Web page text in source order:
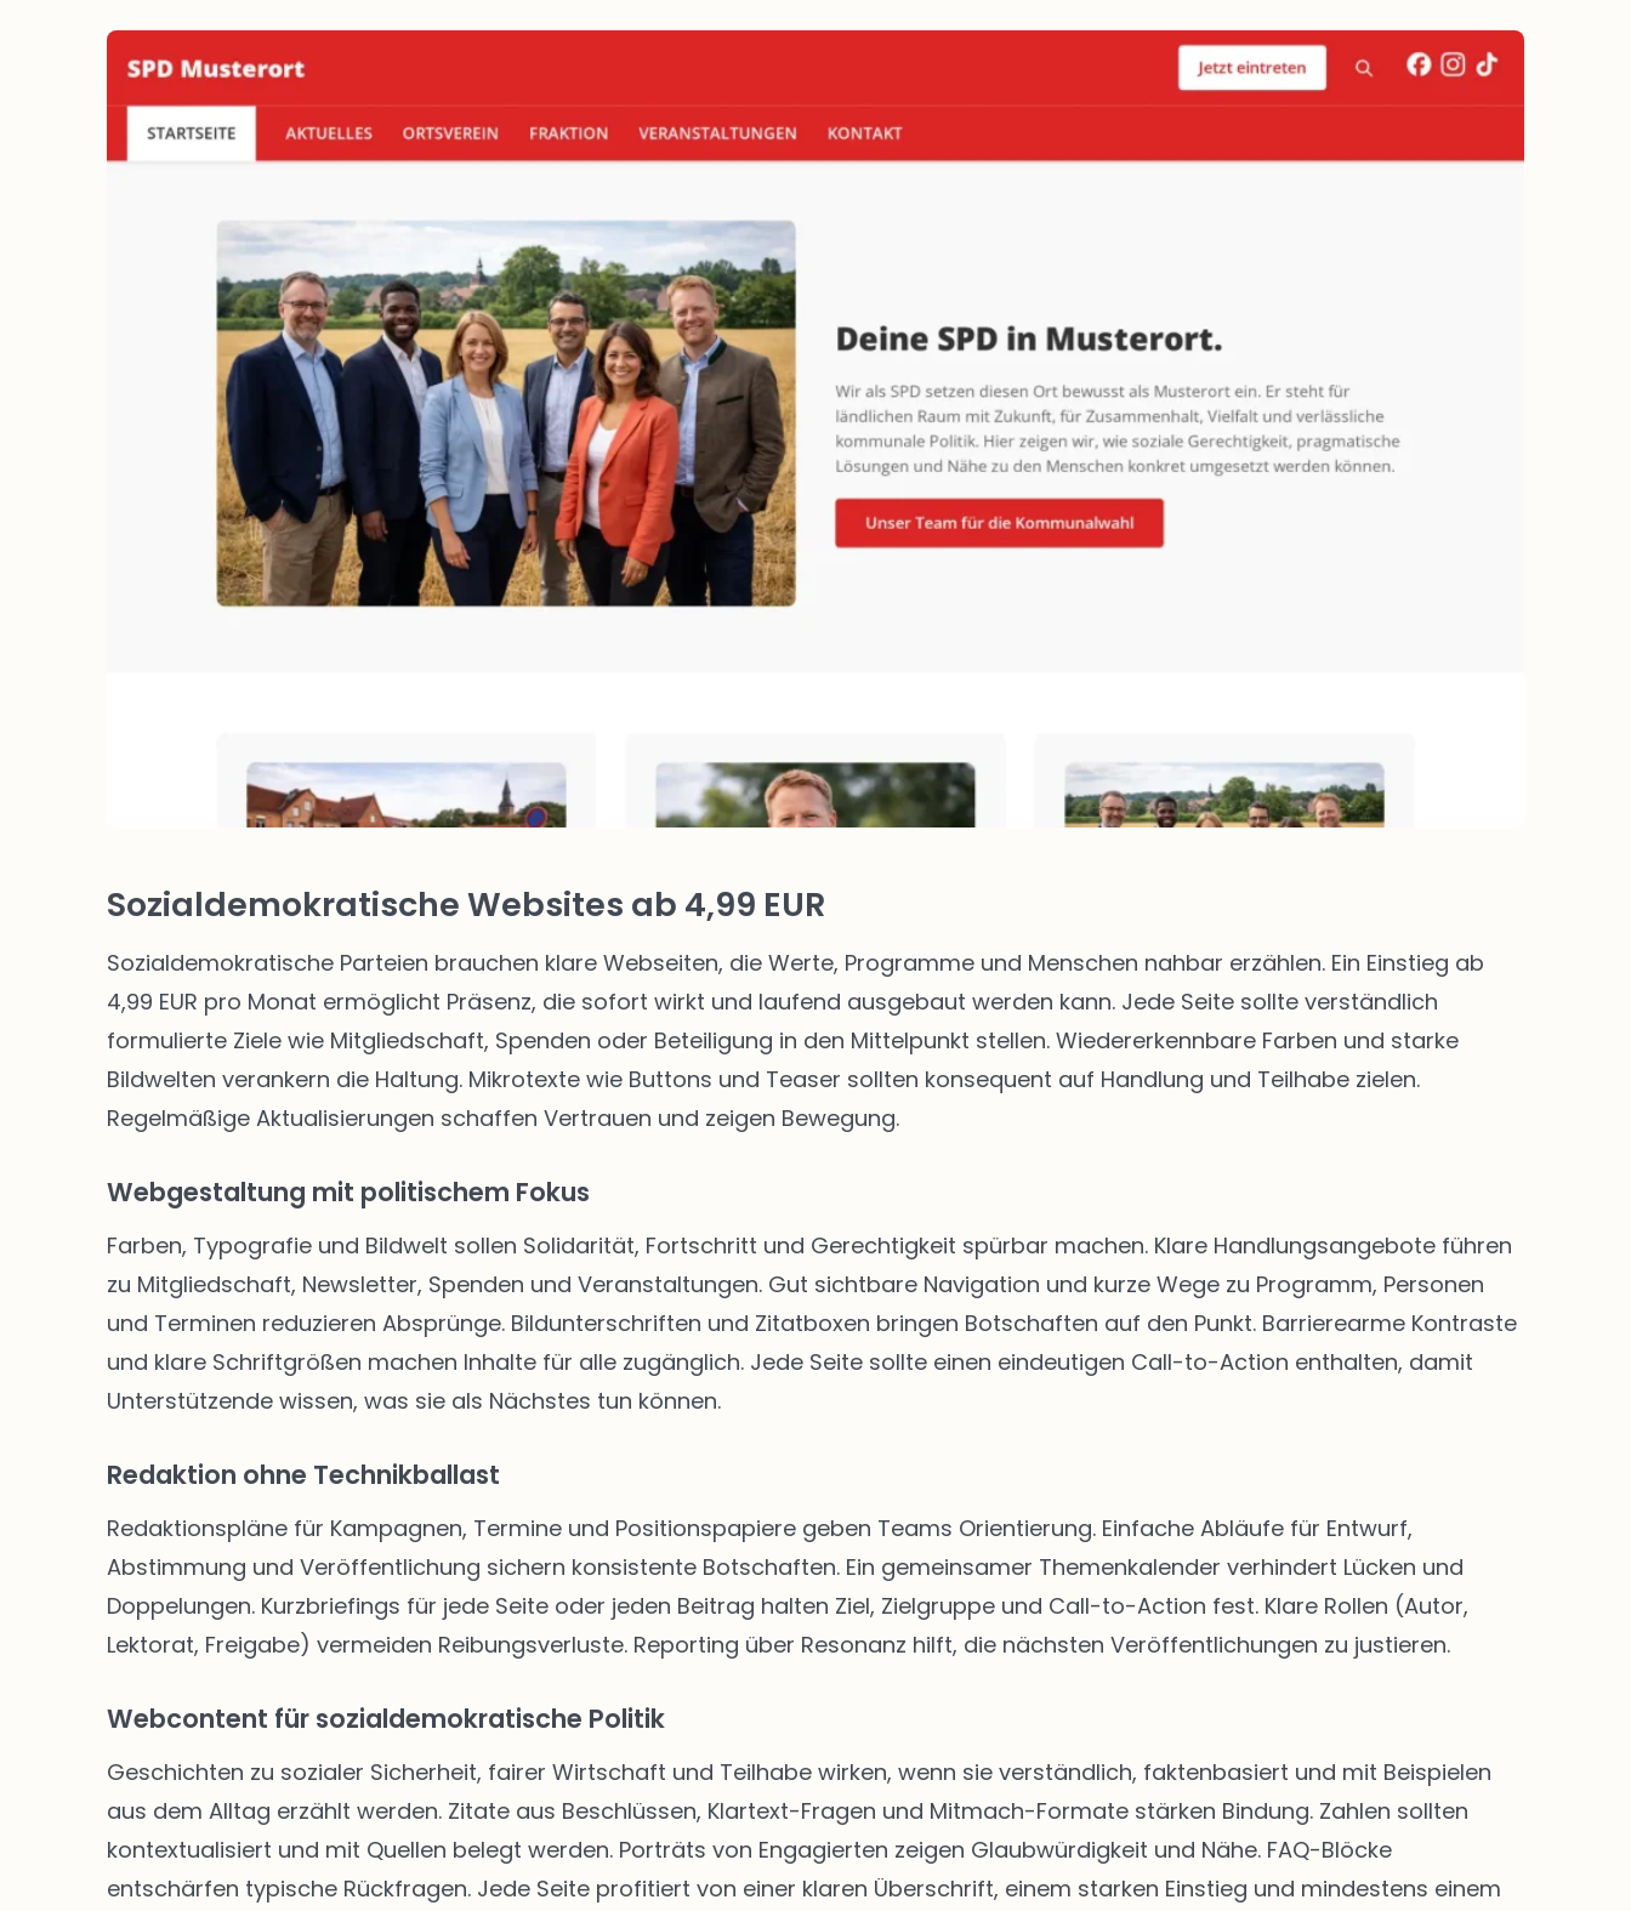
Wahlkampf auf Facebook
alle Altersgruppen
Sozialdemokratische Websites ab 4,99 EUR
Sozialdemokratische Parteien brauchen klare Webseiten, die Werte, Programme und Menschen nahbar erzählen. Ein Einstieg ab
4,99 EUR pro Monat ermöglicht Präsenz, die sofort wirkt und laufend ausgebaut werden kann. Jede Seite sollte verständlich
formulierte Ziele wie Mitgliedschaft, Spenden oder Beteiligung in den Mittelpunkt stellen. Wiedererkennbare Farben und starke
Bildwelten verankern die Haltung. Mikrotexte wie Buttons und Teaser sollten konsequent auf Handlung und Teilhabe zielen.
Regelmäßige Aktualisierungen schaffen Vertrauen und zeigen Bewegung.
Webgestaltung mit politischem Fokus
Farben, Typografie und Bildwelt sollen Solidarität, Fortschritt und Gerechtigkeit spürbar machen. Klare Handlungsangebote führen
zu Mitgliedschaft, Newsletter, Spenden und Veranstaltungen. Gut sichtbare Navigation und kurze Wege zu Programm, Personen
und Terminen reduzieren Absprünge. Bildunterschriften und Zitatboxen bringen Botschaften auf den Punkt. Barrierearme Kontraste
und klare Schriftgrößen machen Inhalte für alle zugänglich. Jede Seite sollte einen eindeutigen Call-to-Action enthalten, damit
Unterstützende wissen, was sie als Nächstes tun können.
Redaktion ohne Technikballast
Redaktionspläne für Kampagnen, Termine und Positionspapiere geben Teams Orientierung. Einfache Abläufe für Entwurf,
Abstimmung und Veröffentlichung sichern konsistente Botschaften. Ein gemeinsamer Themenkalender verhindert Lücken und
Doppelungen. Kurzbriefings für jede Seite oder jeden Beitrag halten Ziel, Zielgruppe und Call-to-Action fest. Klare Rollen (Autor,
Lektorat, Freigabe) vermeiden Reibungsverluste. Reporting über Resonanz hilft, die nächsten Veröffentlichungen zu justieren.
Webcontent für sozialdemokratische Politik
Geschichten zu sozialer Sicherheit, fairer Wirtschaft und Teilhabe wirken, wenn sie verständlich, faktenbasiert und mit Beispielen
aus dem Alltag erzählt werden. Zitate aus Beschlüssen, Klartext-Fragen und Mitmach-Formate stärken Bindung. Zahlen sollten
kontextualisiert und mit Quellen belegt werden. Porträts von Engagierten zeigen Glaubwürdigkeit und Nähe. FAQ-Blöcke
entschärfen typische Rückfragen. Jede Seite profitiert von einer klaren Überschrift, einem starken Einstieg und mindestens einem